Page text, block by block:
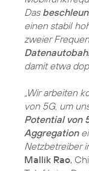
Das
einen stabil
zweier
damit etwa
„Wir arbeiten
von 5G, um
Potential von
Aggregation
Netzbetreiber
Mallik Rao,